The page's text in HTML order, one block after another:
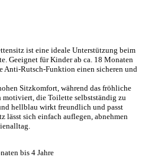
ist eine ideale Unterstützung beim
Geeignet für Kinder ab ca. 18 Monaten
Anti-Rutsch-Funktion einen sicheren und
Sitzkomfort, während das fröhliche
die Toilette selbstständig zu
hellblau wirkt freundlich und passt
lässt sich einfach auflegen, abnehmen
bis 4 Jahre